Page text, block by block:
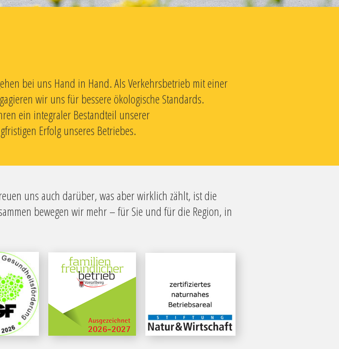
bei uns Hand in Hand. Als Verkehrsbetrieb mit einer
wir uns für bessere ökologische Standards.
ein integraler Bestandteil unserer
Erfolg unseres Betriebes.
uns auch darüber, was aber wirklich zählt, ist die
bewegen wir mehr – für Sie und für die Region, in